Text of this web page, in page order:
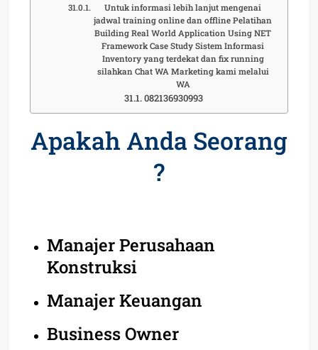
Untuk informasi lebih lanjut mengenai
jadwal training online dan offline Pelatihan
Building Real World Application Using NET
Framework Case Study Sistem Informasi
Inventory yang terdekat dan fix running
silahkan Chat WA Marketing kami melalui
WA
082136930993
Apakah Anda Seorang
?
Manajer Perusahaan
Konstruksi
Manajer Keuangan
Business Owner